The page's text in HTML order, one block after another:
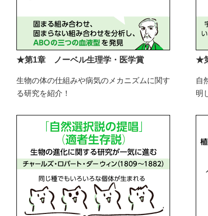
★第1章 ノーベル生理学・医学賞
生物の体の仕組みや病気のメカニズムに関す
る研究を紹介！
★
自
明